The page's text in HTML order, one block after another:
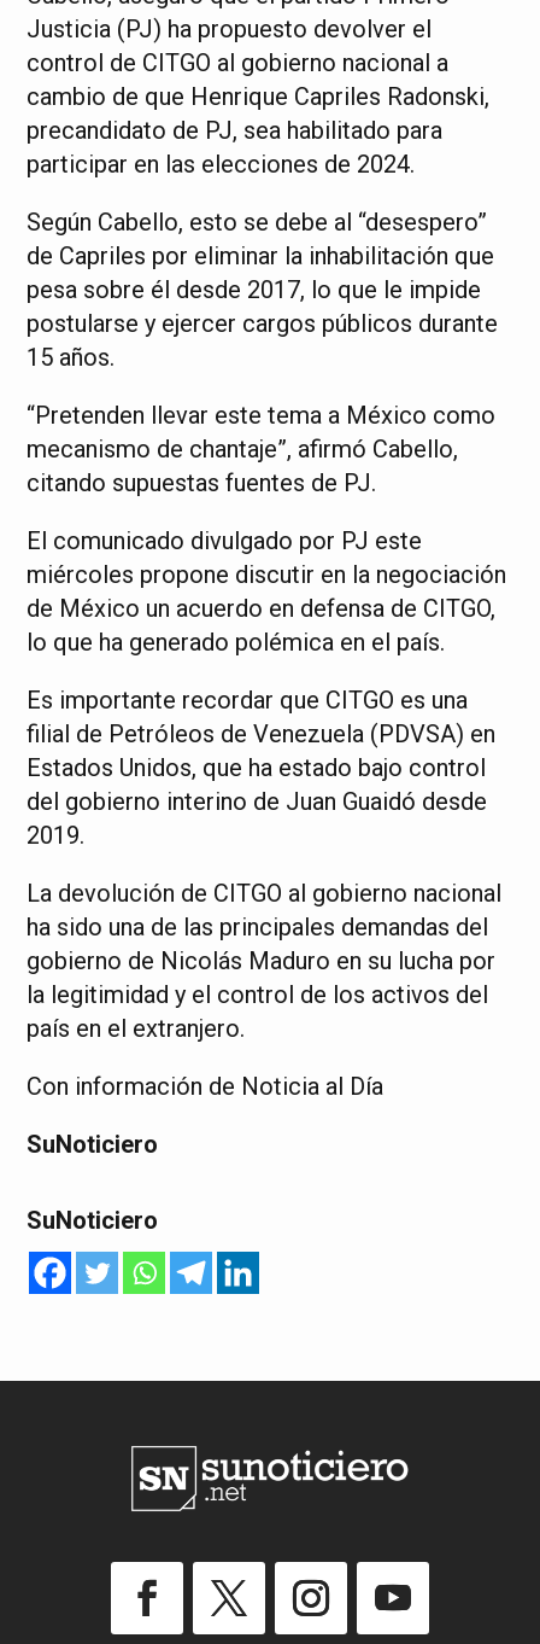
Justicia (PJ) ha propuesto devolver el
control de CITGO al gobierno nacional a
cambio de que Henrique Capriles Radonski,
precandidato de PJ, sea habilitado para
participar en las elecciones de 2024.
Según Cabello, esto se debe al “desespero”
de Capriles por eliminar la inhabilitación que
pesa sobre él desde 2017, lo que le impide
postularse y ejercer cargos públicos durante
15 años.
“Pretenden llevar este tema a México como
mecanismo de chantaje”, afirmó Cabello,
citando supuestas fuentes de PJ.
El comunicado divulgado por PJ este
miércoles propone discutir en la negociación
de México un acuerdo en defensa de CITGO,
lo que ha generado polémica en el país.
Es importante recordar que CITGO es una
filial de Petróleos de Venezuela (PDVSA) en
Estados Unidos, que ha estado bajo control
del gobierno interino de Juan Guaidó desde
2019.
La devolución de CITGO al gobierno nacional
ha sido una de las principales demandas del
gobierno de Nicolás Maduro en su lucha por
la legitimidad y el control de los activos del
país en el extranjero.
Con información de Noticia al Día
SuNoticiero
SuNoticiero